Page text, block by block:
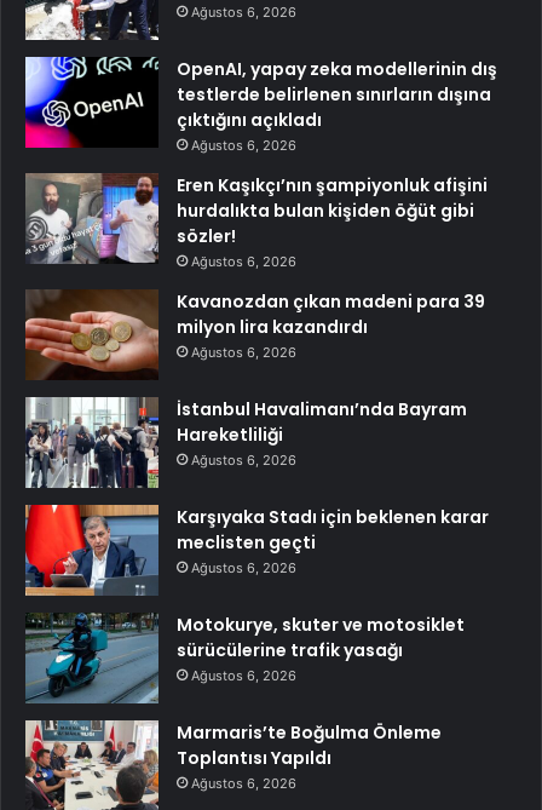
Ağustos 6, 2026
OpenAI, yapay zeka modellerinin dış
testlerde belirlenen sınırların dışına
çıktığını açıkladı
Ağustos 6, 2026
Eren Kaşıkçı’nın şampiyonluk afişini
hurdalıkta bulan kişiden öğüt gibi
sözler!
Ağustos 6, 2026
Kavanozdan çıkan madeni para 39
milyon lira kazandırdı
Ağustos 6, 2026
İstanbul Havalimanı’nda Bayram
Hareketliliği
Ağustos 6, 2026
Karşıyaka Stadı için beklenen karar
meclisten geçti
Ağustos 6, 2026
Motokurye, skuter ve motosiklet
sürücülerine trafik yasağı
Ağustos 6, 2026
Marmaris’te Boğulma Önleme
Toplantısı Yapıldı
Ağustos 6, 2026